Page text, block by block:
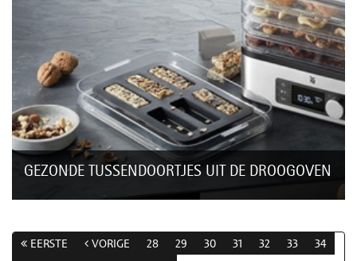
GEZONDE TUSSENDOORTJES UIT DE DROOGOVEN
Ga je er een dagje tussenuit en ben je nog op zoek naar
EERSTE VORIGE 28 29 30 31 32 33
34